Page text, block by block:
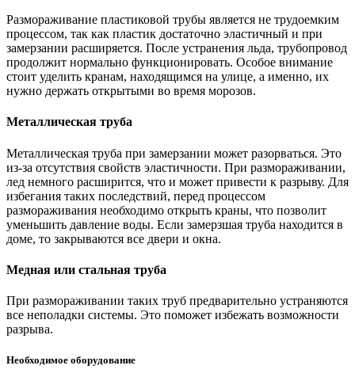
Размораживание пластиковой трубы является не трудоемким
процессом, так как пластик достаточно эластичный и при
замерзании расширяется. После устранения льда, трубопровод
продолжит нормально функционировать. Особое внимание
стоит уделить кранам, находящимся на улице, а именно, их
нужно держать открытыми во время морозов.
Металлическая труба
Металлическая труба при замерзании может разорваться. Это
из-за отсутствия свойств эластичности. При размораживании,
лед немного расширится, что и может привести к разрыву. Для
избегания таких последствий, перед процессом
размораживания необходимо открыть краны, что позволит
уменьшить давление воды. Если замерзшая труба находится в
доме, то закрываются все двери и окна.
Медная или стальная труба
При размораживании таких труб предварительно устраняются
все неполадки системы. Это поможет избежать возможности
разрыва.
Необходимое оборудование